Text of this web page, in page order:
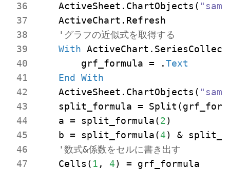
    ActiveSheet.ChartObjects(
    ActiveChart.Refresh
'グラフの近似式を取得する
With
        grf_formula = .
Text
End
With
    ActiveSheet.ChartObjects(
split_formula =
    a = split_formula(
2)
    b = split_formula(
4) &
'数式&係数をセルに書き出す
    Cells(
1 , 4) = grf_formula